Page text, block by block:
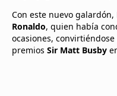
beIN XTRA
Administrar
Con este nuevo galardón,
Ronaldo, quien había
ocasiones,
premios Sir Matt Busby